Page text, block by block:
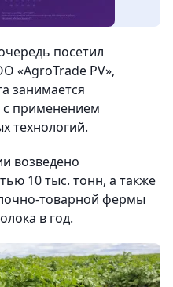
посетил
«AgroTrade PV»,
занимается
применением
технологий.
возведено
10 тыс. тонн, а также
товарной фермы
в год.